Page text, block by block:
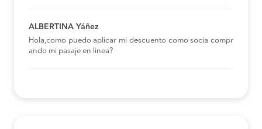
ALBERTINA Yáñez
Hola,como puedo aplicar mi descuento como socia compr
ando mi pasaje en linea?